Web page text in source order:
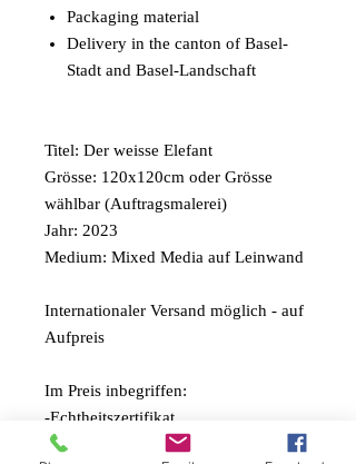
Packaging material
Delivery in the canton of Basel-
Stadt and Basel-Landschaft
Titel: Der weisse Elefant
Grösse: 120x120cm oder Grösse
wählbar (Auftragsmalerei)
Jahr: 2023
Medium: Mixed Media auf Leinwand
Internationaler Versand möglich - auf
Aufpreis
Im Preis inbegriffen:
-Echtheitszertifikat
-Verpackungsmaterial